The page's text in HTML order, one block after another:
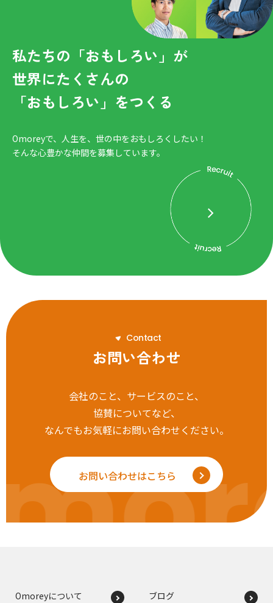
私たちの「おもしろい」が
世界にたくさんの
「おもしろい」をつくる
Omoreyで、人生を、世の中をおもしろくしたい！
そんな心豊かな仲間を募集しています。
Contact
お問い合わせ
会社のこと、サービスのこと、
協賛についてなど、
なんでもお気軽にお問い合わせください。
お問い合わせはこちら
Omoreyについて ブログ